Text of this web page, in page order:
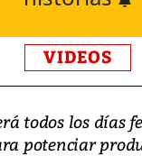
VIDEOS
todos los días
potenciar